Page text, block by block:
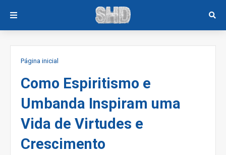
Página inicial
Como Espiritismo e
Umbanda Inspiram uma
Vida de Virtudes e
Crescimento